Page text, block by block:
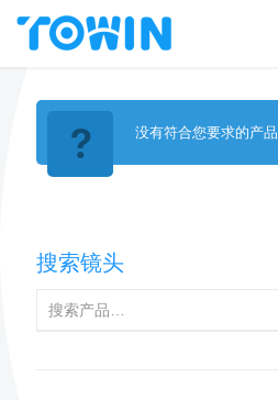
没有符合您要求的产品
搜索镜头